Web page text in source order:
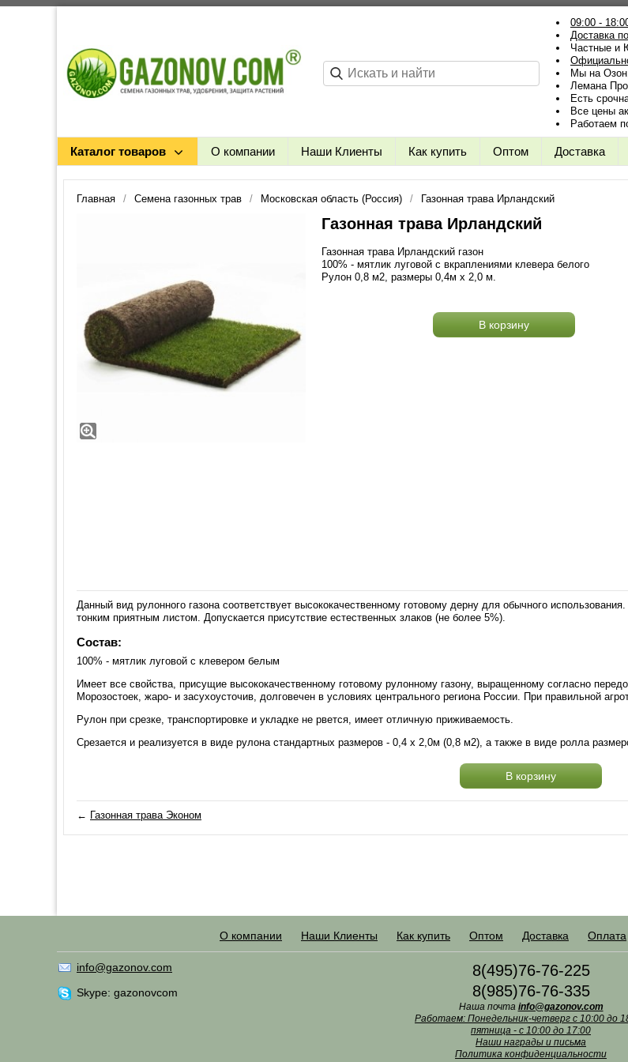
09:00 -
Доставка
Частные и
Мы на
Лемана
Есть
Все цены
Работаем
Каталог товаров О компании Наши Клиенты Как купить Оптом Доставка
Главная Семена газонных трав Московская область (Россия) Газонная трава Ирландский
Газонная трава Ирландский
Газонная трава Ирландский газон
100% - мятлик луговой с вкраплениями клевера белого
Рулон 0,8 м2, размеры 0,4м х 2,0 м.
В корзину
Данный вид рулонного газона соответствует высококачественному готовому дерну для обычного
тонким приятным листом. Допускается присутствие естественных злаков (не более 5%).
Состав:
100% - мятлик луговой с клевером белым
Имеет все свойства, присущие высококачественному готовому рулонному газону, выращенному согласно
Морозостоек, жаро- и засухоусточив, долговечен в условиях центрального региона России. При правильной
Рулон при срезке, транспортировке и укладке не рвется, имеет отличную приживаемость.
Срезается и реализуется в виде рулона стандартных размеров - 0,4 х 2,0м (0,8 м2), а также в виде ролла
В корзину
← Газонная трава Эконом
О компании Наши Клиенты Как купить Оптом Доставка Оплата
info@gazonov.com
Skype: gazonovcom
8(495)76-76-225
8(985)76-76-335
Наша почта info@gazonov.com
Работаем: Понедельник-четверг с 10:00 до
пятница - с 10:00 до 17:00
Наши награды и письма
Политика конфиденциальности